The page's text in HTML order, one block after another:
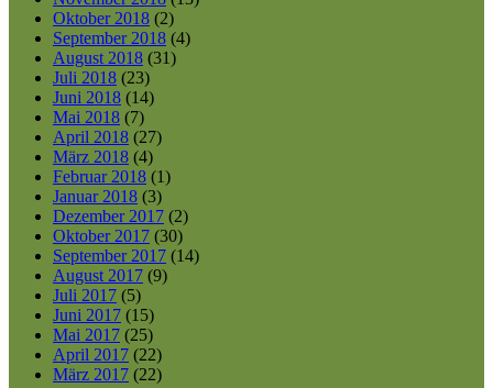
Oktober 2018 (2)
September 2018 (4)
August 2018 (31)
Juli 2018 (23)
Juni 2018 (14)
Mai 2018 (7)
April 2018 (27)
März 2018 (4)
Februar 2018 (1)
Januar 2018 (3)
Dezember 2017 (2)
Oktober 2017 (30)
September 2017 (14)
August 2017 (9)
Juli 2017 (5)
Juni 2017 (15)
Mai 2017 (25)
April 2017 (22)
März 2017 (22)